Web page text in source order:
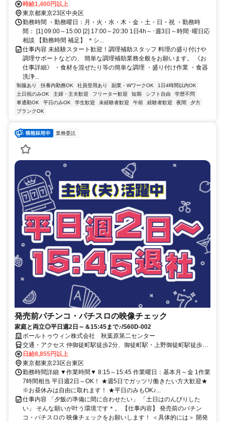
町線 新富町（東京都）6番口徒歩約9分、都営大江戸線 月島7番口徒
歩約10分
時給1,400円以上
東京都東京23区中央区
勤務時間 ・勤務曜日：月・火・水・木・金・土・日・祝 ・勤務時
間： [1] 09:00～15:00 [2] 17:00～20:30 1日4h～･週3日～時間･曜日応
相談 【勤務時間 補足】 ＊シ...
仕事内容 未経験スタート歓迎！調理補助スタッフ 料理の盛り付けや
調理サポートなどの、 簡単な調理補助業務全般をお願います。 《お
仕事詳細》 ・食材を混ぜたり等の簡単な調理 ・盛り付け作業 ・食器
洗浄...
制服あり 扶養内勤務OK 社員登用あり 副業・WワークOK
1日4時間以内OK
土日祝のみOK
主婦・主夫歓迎 フリーター歓迎 短期 シフト自由
学歴不問
車通勤OK
平日のみOK 学生歓迎 未経験者歓迎 午前 経験者歓迎 夜間
夕方
ブランクOK
業務委託
発売前パチンコ・パチスロの映像チェック
家庭と両立◎平日週2日～＆15:45まで♪/S60D-002
ポールトゥウィン株式会社 秋葉原第二センター
交通・アクセス 仲御徒町駅徒歩2分、御徒町駅・上野御徒町駅徒歩3
分
日給8,855円以上
東京都東京23区台東区
勤務時間詳細 ▼作業時間▼ 8:15～15:45 作業曜日：基本月～金 1作業
7時間相当 平日週2日～OK！ ★週5日でガッツリ働きたい方大歓迎★
※お昼休みは自由に取れます！ ★平日のみもOK♪...
仕事内容 「夕飯の準備に間に合わせたい」 「土日はのんびりした
い」 そんな願いが叶う環境です＊。 【仕事内容】 発売前のパチン
コ・パチスロの 映像チェックをお願いします！ ＜具体的には＞ 開発